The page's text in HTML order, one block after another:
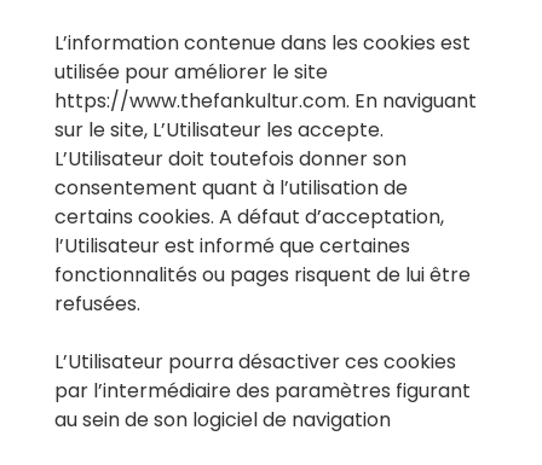
L’information contenue dans les cookies est
utilisée pour améliorer le site
https://www.thefankultur.com. En naviguant
sur le site, L’Utilisateur les accepte.
L’Utilisateur doit toutefois donner son
consentement quant à l’utilisation de
certains cookies. A défaut d’acceptation,
l’Utilisateur est informé que certaines
fonctionnalités ou pages risquent de lui être
refusées.
L’Utilisateur pourra désactiver ces cookies
par l’intermédiaire des paramètres figurant
au sein de son logiciel de navigation